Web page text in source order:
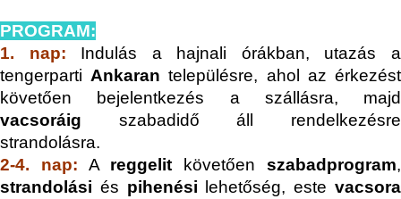
PROGRAM:
1. nap:
Indulás a hajnali órákban, utazás a
tengerpartiAnkarantelepülésre, ahol az érkezést
követően bejelentkezés a szállásra, majd
vacsoráig szabadidő áll rendelkezésre
strandolásra.
2-4. nap:
A reggelit követőenszabadprogram,
strandolási és pihenési lehetőség, este vacsora